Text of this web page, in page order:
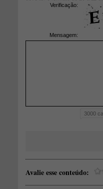
Verificação:
Mensagem:
3000
Avalie esse conteúdo: